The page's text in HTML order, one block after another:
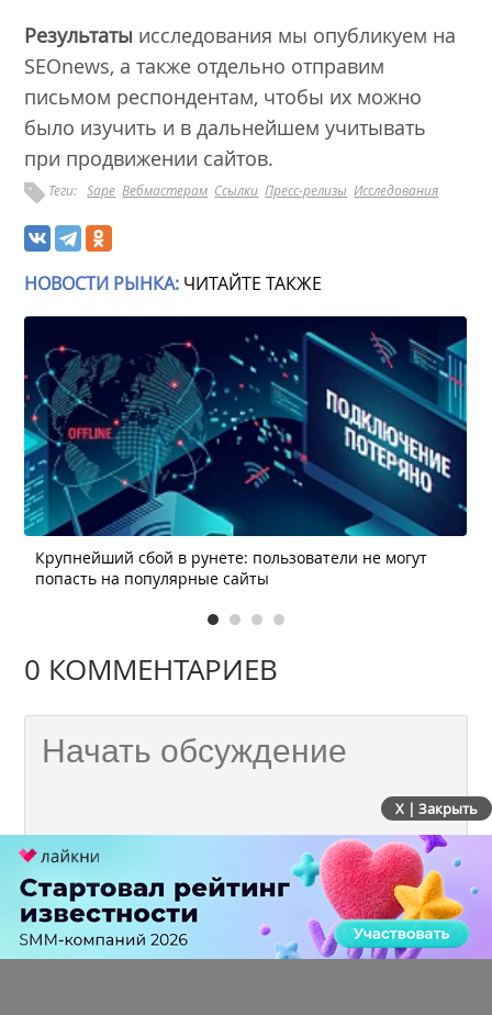
Результаты исследования мы опубликуем на
SEOnews, а также отдельно отправим
письмом респондентам, чтобы их можно
было изучить и в дальнейшем учитывать
при продвижении сайтов.
Теги: Sape Вебмастерам Ссылки Пресс-релизы Исследования
НОВОСТИ РЫНКА: ЧИТАЙТЕ ТАКЖЕ
Крупнейший сбой в рунете: пользователи не могут
попасть на популярные сайты
0 КОММЕНТАРИЕВ
X | Закрыть